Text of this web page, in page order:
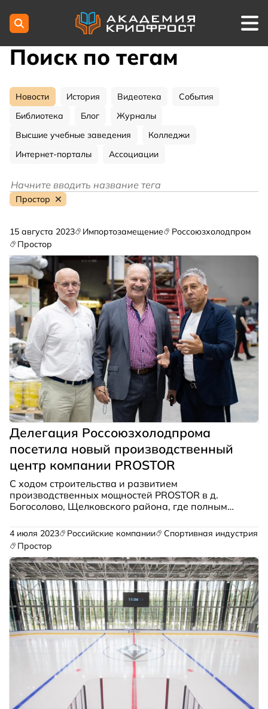
Поиск по тегам
Новости История Видеотека
События
Библиотека
Блог
Журналы
Высшие учебные заведения
Колледжи
Интернет-порталы
Ассоциации
Простор
15 августа 2023 Импортозамещение
Россоюзхолодпром
Простор
Делегация Россоюзхолодпрома
посетила новый производственный
центр компании PROSTOR
С ходом строительства и развитием
производственных мощностей PROSTOR в д.
Богосолово, Щелковского района, где полным
производственного комплекса компании,
ознакомились председатель правления
Россоюзхолодпрома Дубровин Юрий Николаевич
и его заместитель Альберт Анатольевич
Кириллов.
4 июля 2023 Российские компании
Спортивная индустрия
Простор